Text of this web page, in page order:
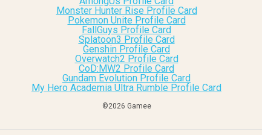
Monster Hunter Rise Profile Card
Pokemon Unite Profile Card
FallGuys Profile Card
Splatoon3 Profile Card
Genshin Profile Card
Overwatch2 Profile Card
CoD:MW2 Profile Card
Gundam Evolution Profile Card
My Hero Academia Ultra Rumble Profile Card
©︎2026 Gamee